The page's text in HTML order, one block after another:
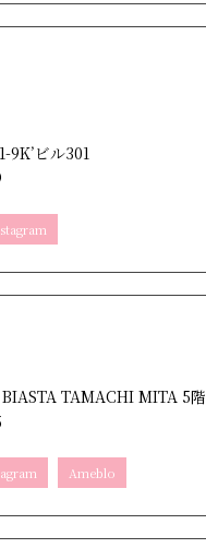
9K’ビル301
TAMACHI MITA 5階
Ameblo